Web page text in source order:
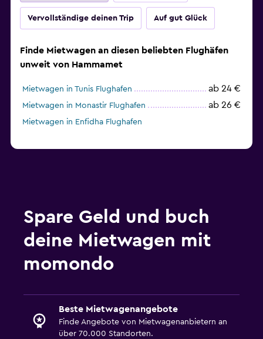
Vervollständige deinen Trip Auf gut Glück
Finde Mietwagen an diesen beliebten Flughäfen
unweit von Hammamet
Mietwagen in Tunis Flughafen ab 24 €
Mietwagen in Monastir Flughafen ab 26 €
Mietwagen in Enfidha Flughafen
Spare Geld und buch
deine Mietwagen mit
momondo
Beste Mietwagenangebote
Finde Angebote von Mietwagenanbietern an
über 70.000 Standorten.